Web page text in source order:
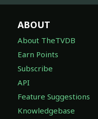
ABOUT
About TheTVDB
Earn Points
Subscribe
API
Feature Suggestions
Knowledgebase